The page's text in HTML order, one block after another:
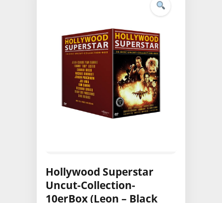
Hollywood Superstar
Uncut-Collection-
10erBox (Leon – Black